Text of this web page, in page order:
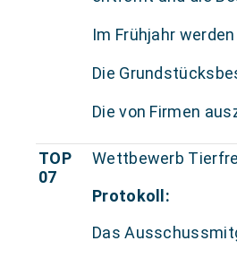
Im Frühjahr
Die
Die von Firmen
TOP
07
Wettbewerb
Protokoll:
Das